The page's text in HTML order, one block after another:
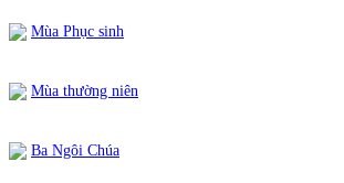
Mùa Phục sinh
Mùa thường niên
Ba Ngôi Chúa